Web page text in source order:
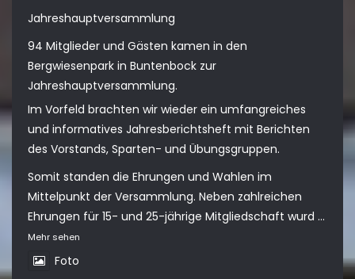
Jahreshauptversammlung
94 Mitglieder und Gästen kamen in den
Bergwiesenpark in Buntenbock zur
Jahreshauptversammlung.
Im Vorfeld brachten wir wieder ein umfangreiches
und informatives Jahresberichtsheft mit Berichten
des Vorstands, Sparten- und Übungsgruppen.
Somit standen die Ehrungen und Wahlen im
Mittelpunkt der Versammlung. Neben zahlreichen
Ehrungen für 15- und 25-jährige Mitgliedschaft wurd ...
Mehr sehen
Foto